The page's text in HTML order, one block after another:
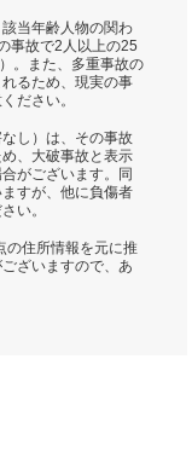
当年齢人物の関わ
事故で2人以上の25
。また、多重事故の
るため、現実の事
ださい。
し）は、その事故
、大破事故と表示
がございます。同
すが、他に負傷者
い。
の住所情報を元に推
ざいますので、あ